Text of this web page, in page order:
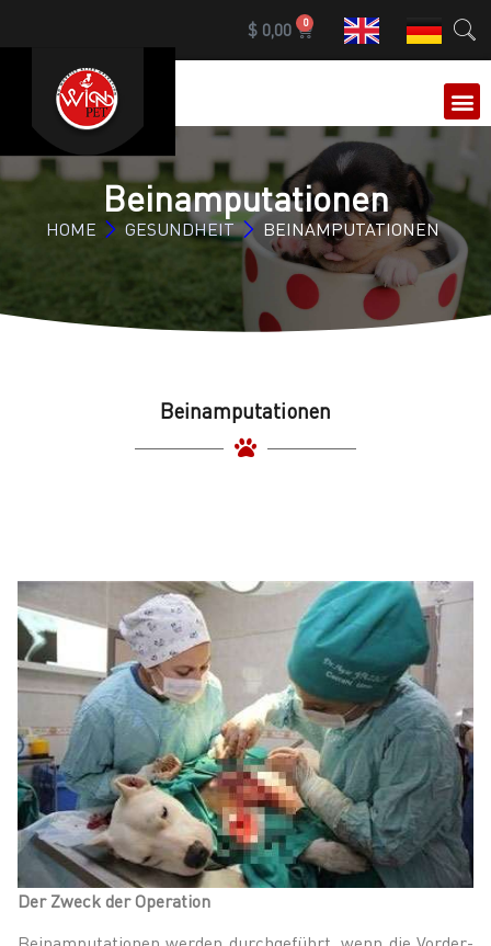
$0,00 0
Beinamputationen
HOME GESUNDHEIT BEINAMPUTATIONEN
Beinamputationen
Der Zweck der Operation